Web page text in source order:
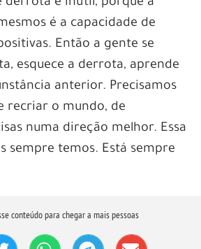
é a capacidade de
Então a gente se
esquece a derrota, aprende
anterior. Precisamos
recriar o mundo, de
numa direção melhor. Essa
sempre temos. Está sempre
conteúdo para chegar a mais pessoas